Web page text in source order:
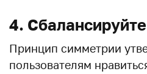
4.
Принцип симметрии
пользователям